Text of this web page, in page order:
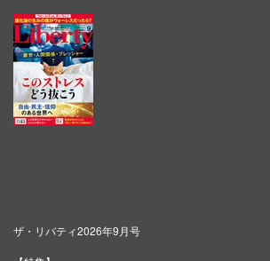
ザ・リバティ2026年9月号